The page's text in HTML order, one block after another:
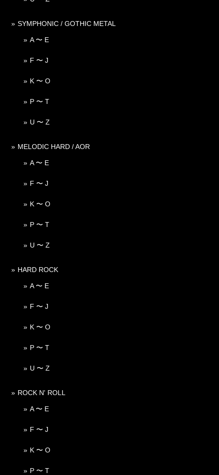
SYMPHONIC / GOTHIC METAL
A 〜 E
F 〜 J
K 〜 O
P 〜 T
U 〜 Z
MELODIC HARD / AOR
A 〜 E
F 〜 J
K 〜 O
P 〜 T
U 〜 Z
HARD ROCK
A 〜 E
F 〜 J
K 〜 O
P 〜 T
U 〜 Z
ROCK N' ROLL
A 〜 E
F 〜 J
K 〜 O
P 〜 T